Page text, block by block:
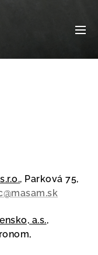
, Parková 75,
a.s.,